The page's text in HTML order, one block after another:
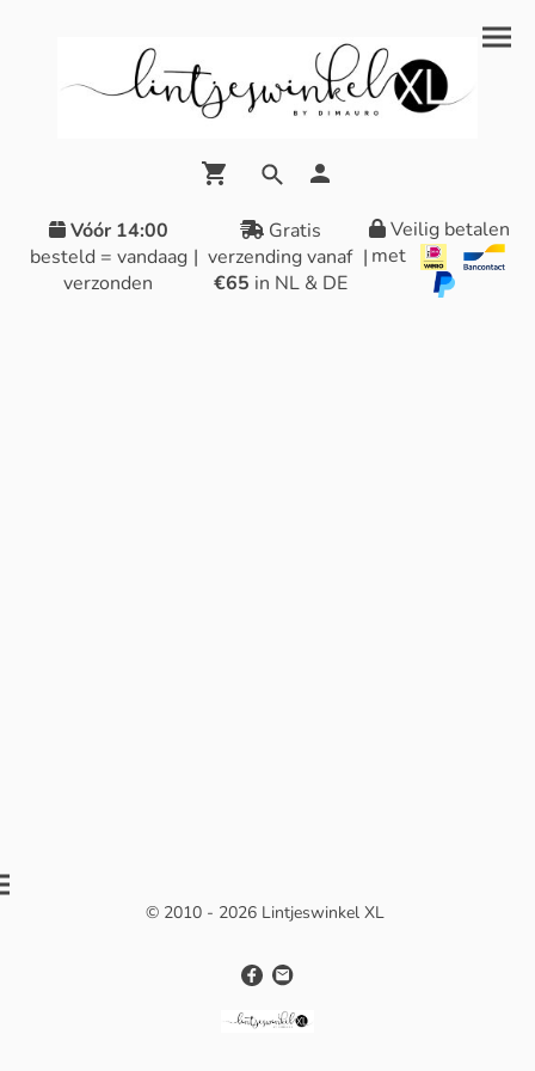
Vóór 14:00
besteld = vandaag
verzonden
|
Gratis
verzending vanaf
€65 in NL & DE
|
Veilig betalen
met
© 2010 - 2026 Lintjeswinkel XL